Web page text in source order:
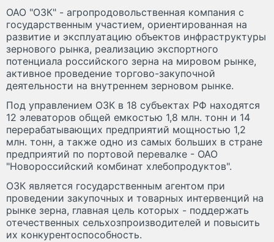
ОАО "ОЗК" - агропродовольственная компания с
государственным участием, ориентированная на
развитие и эксплуатацию объектов инфраструктуры
зернового рынка, реализацию экспортного
потенциала российского зерна на мировом рынке,
активное проведение торгово-закупочной
деятельности на внутреннем зерновом рынке.
Под управлением ОЗК в 18 субъектах РФ находятся
12 элеваторов общей емкостью 1,8 млн. тонн и 14
перерабатывающих предприятий мощностью 1,2
млн. тонн, а также одно из самых больших в стране
предприятий по портовой перевалке - ОАО
"Новороссийский комбинат хлебопродуктов".
ОЗК является государственным агентом при
проведении закупочных и товарных интервенций на
рынке зерна, главная цель которых - поддержать
отечественных сельхозпроизводителей и повысить
их конкурентоспособность.